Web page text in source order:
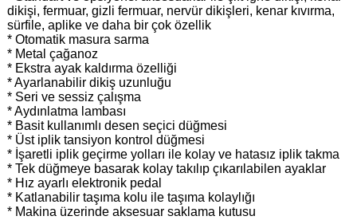
dikişi, fermuar, gizli fermuar, nervür dikişleri, kenar kıvırma,
sürfile, aplike ve daha bir çok özellik
* Otomatik masura sarma
* Metal çağanoz
* Ekstra ayak kaldırma özelliği
* Ayarlanabilir dikiş uzunluğu
* Seri ve sessiz çalışma
* Aydınlatma lambası
* Basit kullanımlı desen seçici düğmesi
* Üst iplik tansiyon kontrol düğmesi
* İşaretli iplik geçirme yolları ile kolay ve hatasız iplik takma
* Tek düğmeye basarak kolay takılıp çıkarılabilen ayaklar
* Hız ayarlı elektronik pedal
* Katlanabilir taşıma kolu ile taşıma kolaylığı
* Makina üzerinde aksesuar saklama kutusu